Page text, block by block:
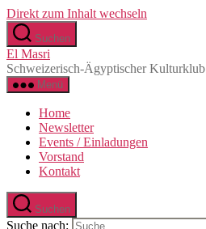
Direkt zum Inhalt wechseln
Suchen
El Masri
Schweizerisch-Ägyptischer Kulturklub
Menü
Home
Newsletter
Events / Einladungen
Vorstand
Kontakt
Suchen
Suche nach: